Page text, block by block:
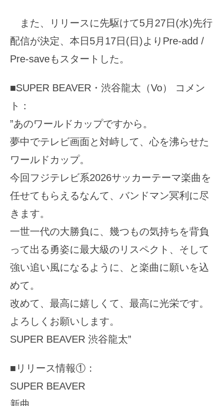
また、リリースに先駆けて5月27日(水)先行
配信が決定、本日5月17日(日)よりPre-add /
Pre-saveもスタートした。
■SUPER BEAVER・渋谷龍太（Vo） コメン
ト：
”あのワールドカップですから。
夢中でテレビ画面と対峙して、心を沸らせた
ワールドカップ。
今回フジテレビ系2026サッカーテーマ楽曲を
任せてもらえるなんて、バンドマン冥利に尽
きます。
一世一代の大勝負に、幾つもの気持ちを背負
って出る勇姿に最大級のリスペクト、そして
強い追い風になるように、と楽曲に願いを込
めて。
改めて、最高に嬉しくて、最高に光栄です。
よろしくお願いします。
SUPER BEAVER 渋谷龍太”
■リリース情報①：
SUPER BEAVER